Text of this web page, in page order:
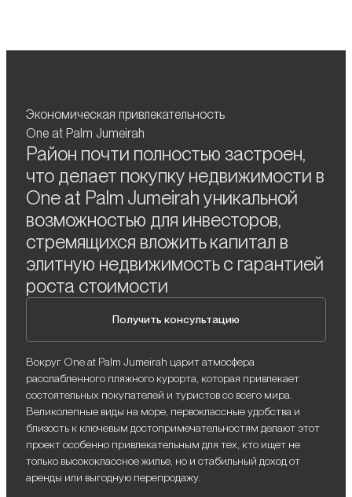
Экономическая привлекательность
One at Palm Jumeirah
Район почти полностью застроен,
что делает покупку недвижимости в
One at Palm Jumeirah уникальной
возможностью для инвесторов,
стремящихся вложить капитал в
элитную недвижимость с гарантией
роста стоимости
Получить консультацию
Вокруг One at Palm Jumeirah царит атмосфера
расслабленного пляжного курорта, которая привлекает
состоятельных покупателей и туристов со всего мира.
Великолепные виды на море, первоклассные удобства и
близость к ключевым достопримечательностям делают этот
проект особенно привлекательным для тех, кто ищет не
только высококлассное жилье, но и стабильный доход от
аренды или выгодную перепродажу.